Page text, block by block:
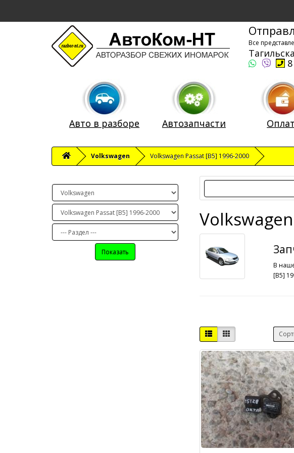
Все
Авто в разборе Автозапчасти
Volkswagen Volkswagen Passat [B5] 1996-2000
Показать
В
[B5]